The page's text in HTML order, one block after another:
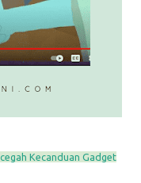
Kecanduan Gadget